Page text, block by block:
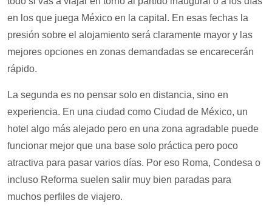
en los que juega México en la capital. En esas fechas la
presión sobre el alojamiento será claramente mayor y las
mejores opciones en zonas demandadas se encarecerán
rápido.
La segunda es no pensar solo en distancia, sino en
experiencia. En una ciudad como Ciudad de México, un
hotel algo más alejado pero en una zona agradable puede
funcionar mejor que una base solo práctica pero poco
atractiva para pasar varios días. Por eso Roma, Condesa o
incluso Reforma suelen salir muy bien paradas para
muchos perfiles de viajero.